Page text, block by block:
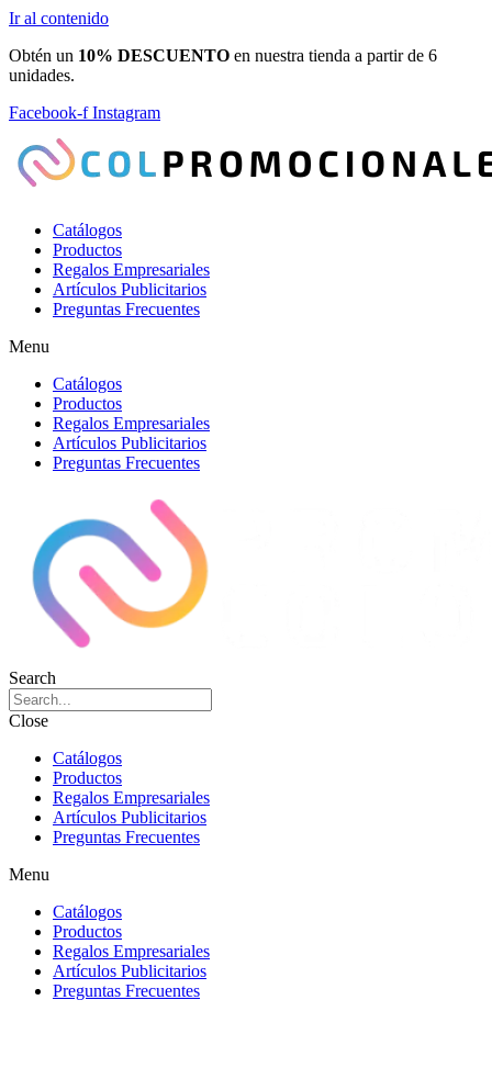
Ir al contenido
Obtén un 10% DESCUENTO en nuestra tienda a partir de 6
unidades.
Facebook-f Instagram
Catálogos
Productos
Regalos Empresariales
Artículos Publicitarios
Preguntas Frecuentes
Menu
Catálogos
Productos
Regalos Empresariales
Artículos Publicitarios
Preguntas Frecuentes
Search
Close
Catálogos
Productos
Regalos Empresariales
Artículos Publicitarios
Preguntas Frecuentes
Menu
Catálogos
Productos
Regalos Empresariales
Artículos Publicitarios
Preguntas Frecuentes